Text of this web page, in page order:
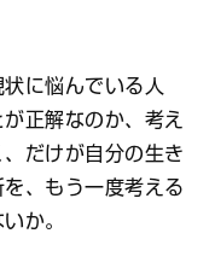
に悩んでいる人
正解なのか、考え
だけが自分の生き
、もう一度考える
か。